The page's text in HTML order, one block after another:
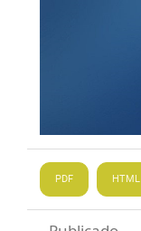
PDF HTML